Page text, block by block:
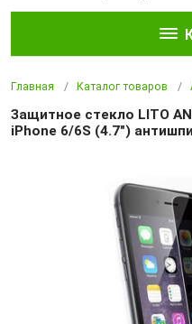
Главная Каталог товаров
Защитное стекло LITO
iPhone 6/6S (4.7")